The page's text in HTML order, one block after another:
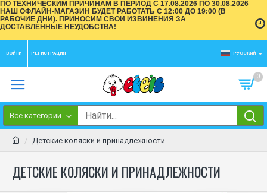
ПО ТЕХНИЧЕСКИМ ПРИЧИНАМ В ПЕРИОД С 17.08.2026 ПО 30.08.2026
НАШ ОФЛАЙН-МАГАЗИН БУДЕТ РАБОТАТЬ С 12:00 ДО 19:00 (В
РАБОЧИЕ ДНИ). ПРИНОСИМ СВОИ ИЗВИНЕНИЯ ЗА
ДОСТАВЛЕННЫЕ НЕУДОБСТВА!
ВОЙТИ РЕГИСТРАЦИЯ РУССКИЙ
0
Все категории
Детские коляски и принадлежности
ДЕТСКИЕ КОЛЯСКИ И ПРИНАДЛЕЖНОСТИ